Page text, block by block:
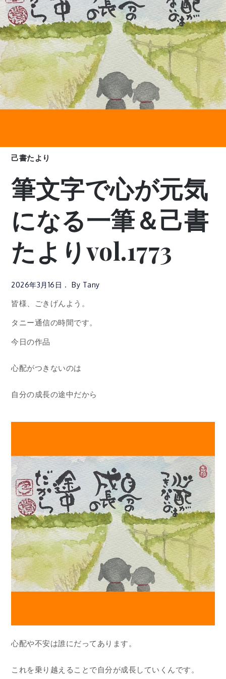
己書たより
筆文字で心が元気
になる一筆＆己書
たよりvol.1773
2026年3月16日 By Tany
皆様、ごきげんよう。
タニー通信の時間です。
今日の作品
心配がつきないのは
自分の成長の途中だから
心配や不安は誰にだってあります。
これを乗り越えることで自分が成長していくんです。